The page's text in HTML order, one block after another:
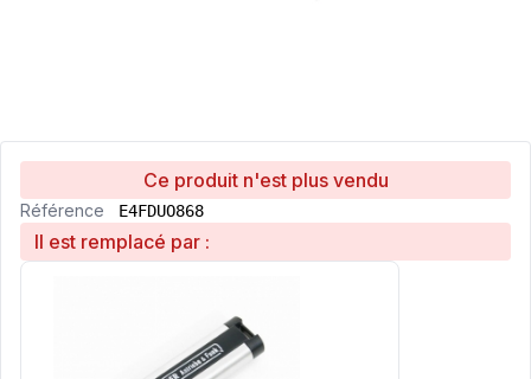
Ce produit n'est plus vendu
Référence E4FDUO868
Il est remplacé par :